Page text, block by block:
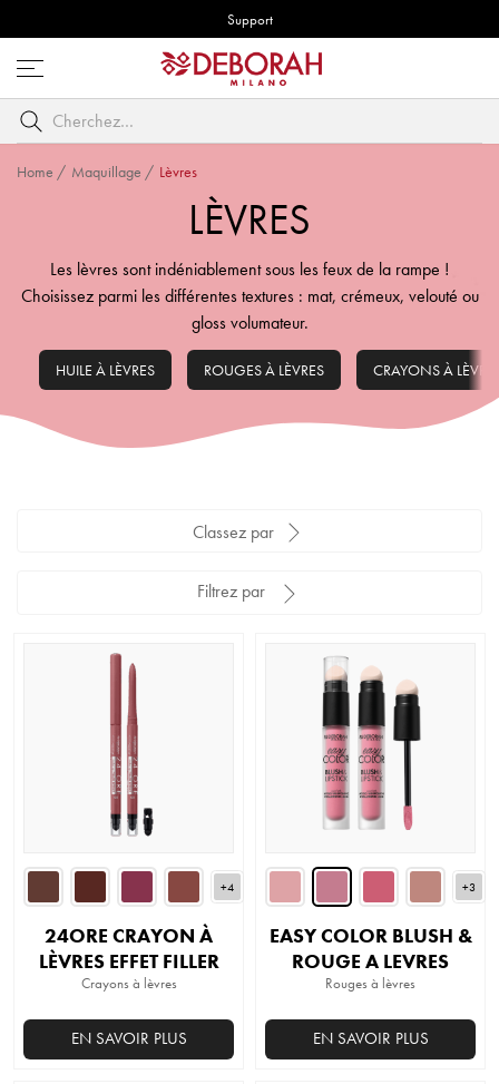
Support
Ouvrez
le
menu
Cherchez
par
mot
Home / Maquillage / Lèvres
LÈVRES
Les lèvres sont indéniablement sous les feux de la rampe !
Choisissez parmi les différentes textures : mat, crémeux, velouté ou
gloss volumateur.
HUILE À LÈVRES ROUGES À LÈVRES CRAYONS À
Classez par
Filtrez par
+4
24ORE CRAYON À
LÈVRES EFFET FILLER
Crayons à lèvres
EN SAVOIR PLUS
+3
EASY COLOR BLUSH &
ROUGE A LEVRES
Rouges à lèvres
EN SAVOIR PLUS